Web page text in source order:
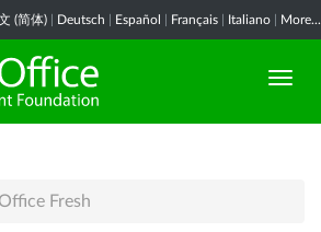
(简体) Deutsch Español Français Italiano More...
Fresh